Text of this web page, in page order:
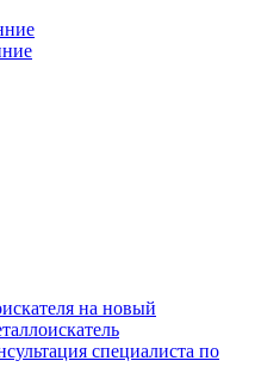
на новый
специалиста по